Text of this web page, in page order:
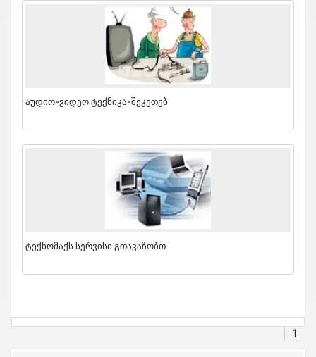
Აუდიო-Ვიდეო Ტექნიკა-Შეკეთებ
Ტექნომაქს Სერვისი Გთავაზობთ
1